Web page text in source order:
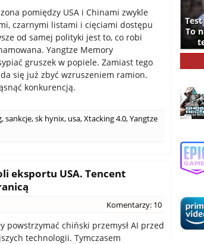
pomiędzy USA i Chinami zwykle
czarnymi listami i cięciami dostępu
od samej polityki jest to, co robi
Yangtze Memory
gruszek w popiele. Zamiast tego
się już zbyć wzruszeniem ramion.
konkurencją.
,sankcje,sk hynix, usa,Xtacking 4.0,Yangtze
eksportu USA. Tencent
Komentarzy: 10
powstrzymać chiński przemysł AI przed
technologii. Tymczasem
To